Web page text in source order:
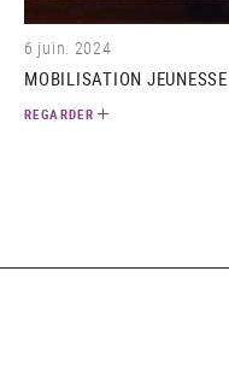
6 juin. 2024
MOBILISATION JEUNESSE
REGARDER